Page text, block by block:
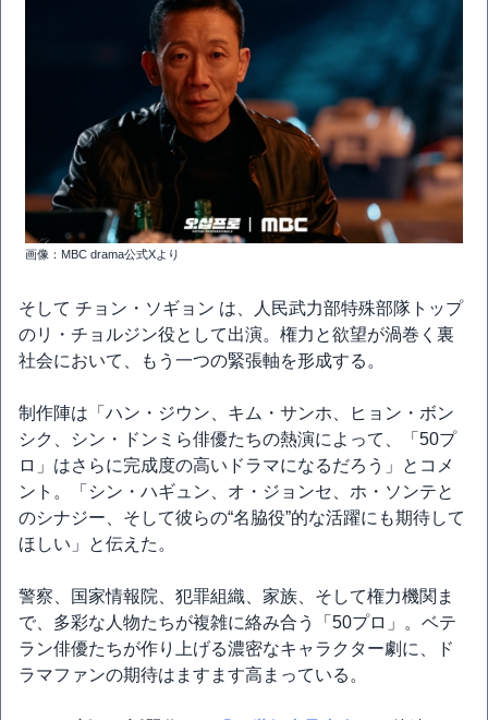
画像：MBC drama公式Xより
そして チョン・ソギョン は、人民武力部特殊部隊トップ
のリ・チョルジン役として出演。権力と欲望が渦巻く裏
社会において、もう一つの緊張軸を形成する。
制作陣は「ハン・ジウン、キム・サンホ、ヒョン・ボン
シク、シン・ドンミら俳優たちの熱演によって、「50プ
ロ」はさらに完成度の高いドラマになるだろう」とコメ
ント。「シン・ハギュン、オ・ジョンセ、ホ・ソンテと
のシナジー、そして彼らの“名脇役”的な活躍にも期待して
ほしい」と伝えた。
警察、国家情報院、犯罪組織、家族、そして権力機関ま
で、多彩な人物たちが複雑に絡み合う「50プロ」。ベテ
ラン俳優たちが作り上げる濃密なキャラクター劇に、ド
ラマファンの期待はますます高まっている。